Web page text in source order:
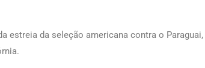
estreia da seleção americana contra o